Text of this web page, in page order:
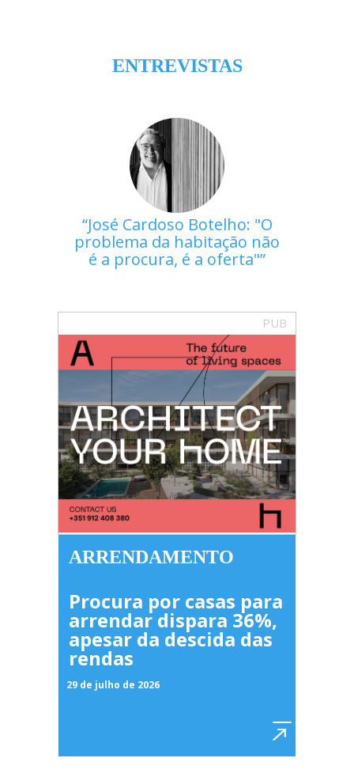
ENTREVISTAS
José Cardoso Botelho: "O
problema da habitação não
é a procura, é a oferta"
PUB
ARRENDAMENTO
Procura por casas para
arrendar dispara 36%,
apesar da descida das
rendas
29 de julho de 2026